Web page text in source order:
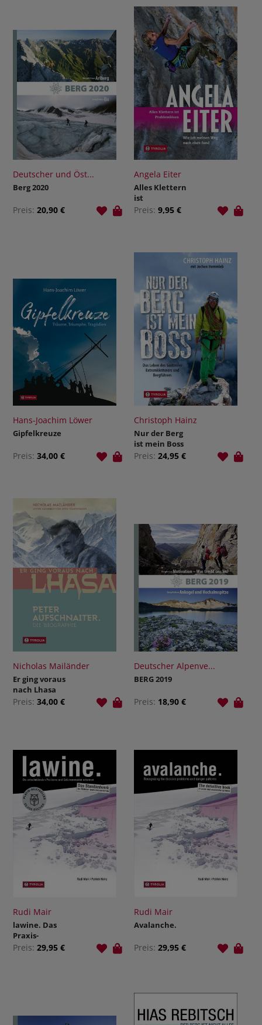
Deutscher und Öst...
Berg 2020
Preis:20,90 €
Angela Eiter
Alles Klettern
ist
Problemlösen
Preis: 9,95 €
Hans-Joachim Löwer
Gipfelkreuze
Preis:34,00 €
Christoph Hainz
Nur der Berg
ist mein Boss
Preis: 24,95 €
Nicholas Mailänder
Er ging voraus
nach Lhasa
Preis:34,00 €
Deutscher Alpenve...
BERG 2019
Preis: 18,90 €
Rudi Mair
lawine. Das
Praxis-
Handbuch
Preis:29,95 €
Rudi Mair
Avalanche.
Preis: 29,95 €